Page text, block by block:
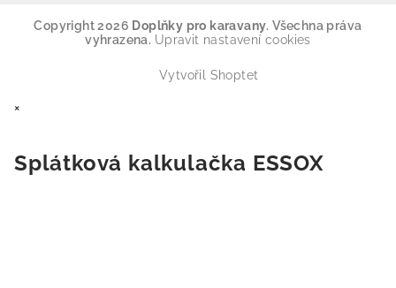
Copyright 2026 Doplňky pro karavany. Všechna práva
vyhrazena. Upravit nastavení cookies
Vytvořil Shoptet
×
Splátková kalkulačka ESSOX